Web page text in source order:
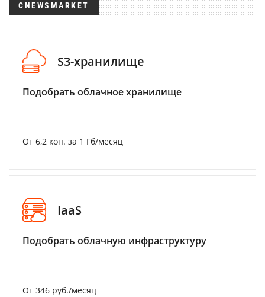
CNEWSMARKET
S3-хранилище
Подобрать облачное хранилище
От 6,2 коп. за 1 Гб/месяц
IaaS
Подобрать облачную инфраструктуру
От 346 руб./месяц